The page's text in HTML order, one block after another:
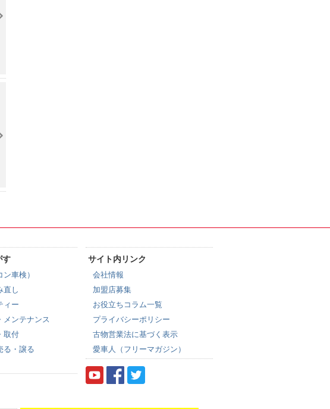
す
車検）
直し
ィー
メンテナンス
取付
る・譲る
サイト内リンク
会社情報
加盟店募集
お役立ちコラム一覧
プライバシーポリシー
古物営業法に基づく表示
愛車人（フリーマガジン）